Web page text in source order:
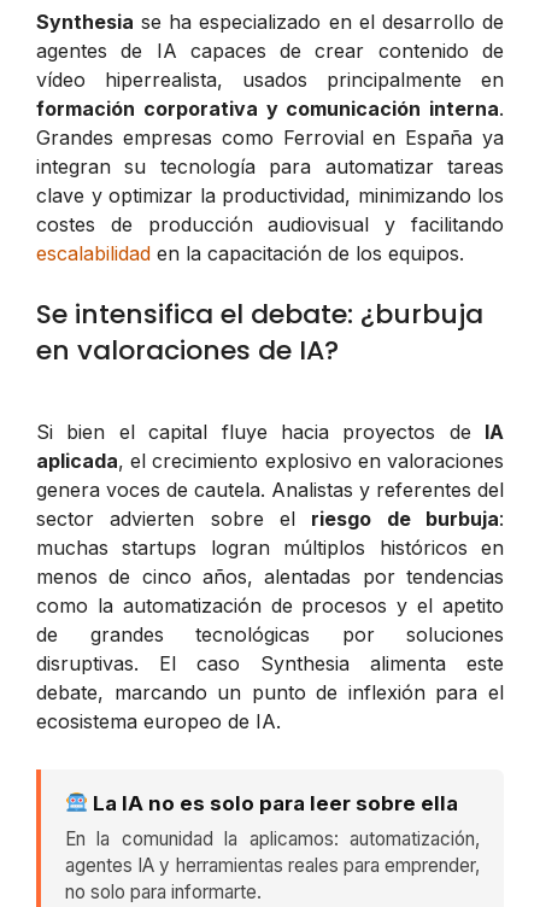
Synthesia se ha especializado en el desarrollo de
agentes de IA capaces de crear contenido de
vídeo hiperrealista, usados principalmente en
formación corporativa y comunicación interna.
Grandes empresas como Ferrovial en España ya
integran su tecnología para automatizar tareas
clave y optimizar la productividad, minimizando los
costes de producción audiovisual y facilitando
escalabilidad en la capacitación de los equipos.
Se intensifica el debate: ¿burbuja
en valoraciones de IA?
Si bien el capital fluye hacia proyectos de IA
aplicada, el crecimiento explosivo en valoraciones
genera voces de cautela. Analistas y referentes del
sector advierten sobre el riesgo de burbuja:
muchas startups logran múltiplos históricos en
menos de cinco años, alentadas por tendencias
como la automatización de procesos y el apetito
de grandes tecnológicas por soluciones
disruptivas. El caso Synthesia alimenta este
debate, marcando un punto de inflexión para el
ecosistema europeo de IA.
La IA no es solo para leer sobre ella
En la comunidad la aplicamos: automatización,
agentes IA y herramientas reales para emprender,
no solo para informarte.